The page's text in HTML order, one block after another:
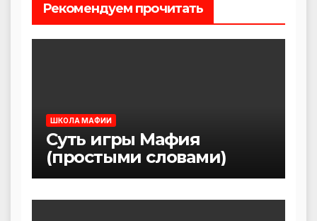
Рекомендуем прочитать
ШКОЛА МАФИИ
Суть игры Мафия
(простыми словами)